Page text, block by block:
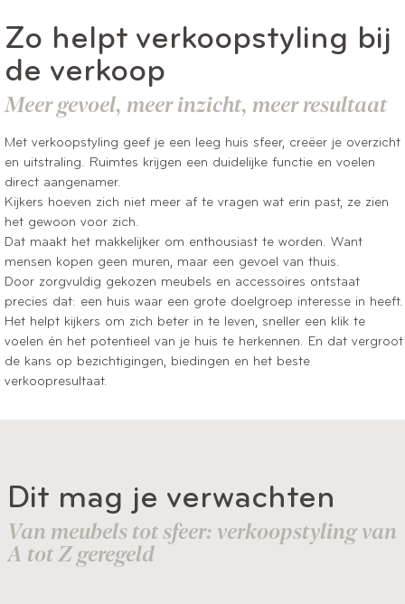
Zo helpt verkoopstyling bij
de verkoop
Meer gevoel, meer inzicht, meer resultaat
Met verkoopstyling geef je een leeg huis sfeer, creëer je overzicht
en uitstraling. Ruimtes krijgen een duidelijke functie en voelen
direct aangenamer.
Kijkers hoeven zich niet meer af te vragen wat erin past, ze zien
het gewoon voor zich.
Dat maakt het makkelijker om enthousiast te worden. Want
mensen kopen geen muren, maar een gevoel van thuis.
Door zorgvuldig gekozen meubels en accessoires ontstaat
precies dat: een huis waar een grote doelgroep interesse in heeft.
Het helpt kijkers om zich beter in te leven, sneller een klik te
voelen én het potentieel van je huis te herkennen. En dat vergroot
de kans op bezichtigingen, biedingen en het beste
verkoopresultaat.
Dit mag je verwachten
Van meubels tot sfeer: verkoopstyling van
A tot Z geregeld